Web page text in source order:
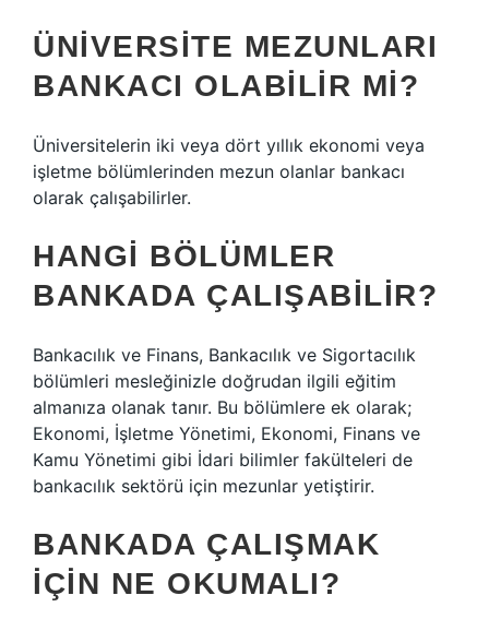
ÜNIVERSITE MEZUNLARI
BANKACI OLABILIR MI?
Üniversitelerin iki veya dört yıllık ekonomi veya
işletme bölümlerinden mezun olanlar bankacı
olarak çalışabilirler.
HANGI BÖLÜMLER
BANKADA ÇALIŞABILIR?
Bankacılık ve Finans, Bankacılık ve Sigortacılık
bölümleri mesleğinizle doğrudan ilgili eğitim
almanıza olanak tanır. Bu bölümlere ek olarak;
Ekonomi, İşletme Yönetimi, Ekonomi, Finans ve
Kamu Yönetimi gibi İdari bilimler fakülteleri de
bankacılık sektörü için mezunlar yetiştirir.
BANKADA ÇALIŞMAK
IÇIN NE OKUMALI?